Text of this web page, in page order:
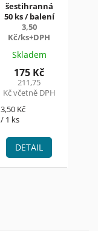
šestihranná
50 ks / balení
3,50
Kč/ks+DPH
Skladem
211,75
Kč včetně DPH
175 Kč
Měrná
cena:
3,50 Kč
/ 1 ks
DETAIL